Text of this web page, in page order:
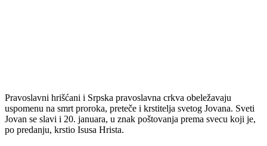
Pravoslavni hrišćani i Srpska pravoslavna crkva obeležavaju
uspomenu na smrt proroka, preteče i krstitelja svetog Jovana. Sveti
Jovan se slavi i 20. januara, u znak poštovanja prema svecu koji je,
po predanju, krstio Isusa Hrista.